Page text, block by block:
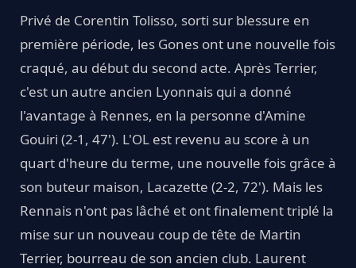
Privé de Corentin Tolisso, sorti sur blessure en
première période, les Gones ont une nouvelle fois
craqué, au début du second acte. Après Terrier,
c'est un autre ancien Lyonnais qui a donné
l'avantage à Rennes, en la personne d'Amine
Gouiri (2-1, 47'). L'OL est revenu au score à un
quart d'heure du terme, une nouvelle fois grâce à
son buteur maison, Lacazette (2-2, 72'). Mais les
Rennais n'ont pas lâché et ont finalement triplé la
mise sur un nouveau coup de tête de Martin
Terrier, bourreau de son ancien club. Laurent